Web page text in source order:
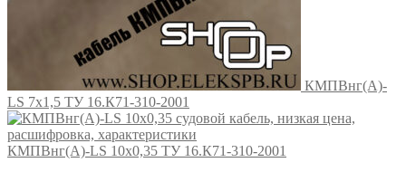
КМПВнг(А)-
LS 7х1,5 ТУ 16.К71-310-2001
КМПВнг(А)-LS 10х0,35 ТУ 16.К71-310-2001